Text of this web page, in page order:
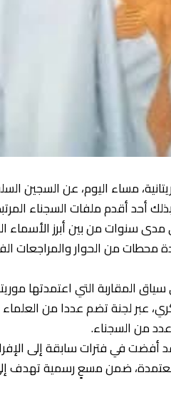
مساء اليوم، عن السجين
أحد أقدم ملفات السجناء
سنوات من بين أبرز الأسماء
محطات من الحوار والمراجعات
المقاربة التي اعتمدتها
عبر لجنة تضم عددا من
من السجناء.
في فترات سابقة إلى
ضمن مسعٍ رسمية تهدف